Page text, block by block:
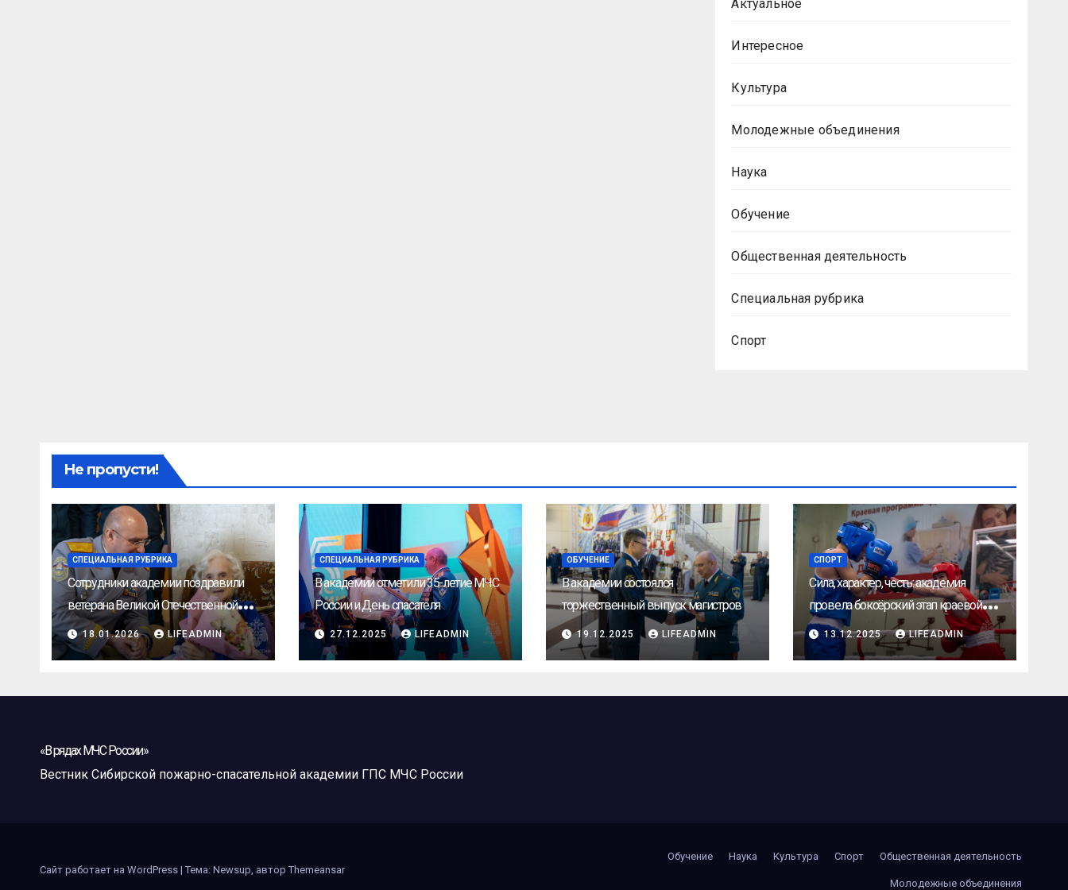
Актуальное
Интересное
Культура
Молодежные объединения
Наука
Обучение
Общественная деятельность
Специальная рубрика
Спорт
Не пропусти!
СПЕЦИАЛЬНАЯ РУБРИКА
Сотрудники академии поздравили
ветерана Великой Отечественной
войны с 105-летним юбилеем
18.01.2026 LIFEADMIN
СПЕЦИАЛЬНАЯ РУБРИКА
В академии отметили 35-летие МЧС
России и День спасателя
27.12.2025 LIFEADMIN
ОБУЧЕНИЕ
В академии состоялся
торжественный выпуск магистров
19.12.2025 LIFEADMIN
СПОРТ
Сила, характер, честь: академия
провела боксёрский этап краевой
УниверЛиги
13.12.2025 LIFEADMIN
«В рядах МЧС России»
Вестник Сибирской пожарно-спасательной академии ГПС МЧС России
Сайт работает на WordPress |Тема: Newsup, авторThemeansar
Обучение Наука Культура Спорт Общественная деятельность
Молодежные объединения